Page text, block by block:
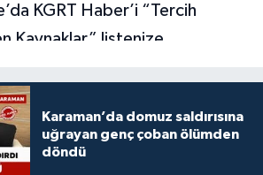
Karaman’da domuz saldırısına
uğrayan genç çoban ölümden
döndü